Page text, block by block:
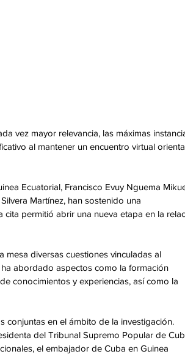
vez mayor relevancia, las máximas
al mantener un encuentro virtual
Ecuatorial, Francisco Evuy Nguema
Martínez, han sostenido una
permitió abrir una nueva etapa en la
diversas cuestiones vinculadas al
abordado aspectos como la formación
conocimientos y experiencias, así como la
conjuntas en el ámbito de la investigación.
del Tribunal Supremo Popular de
el embajador de Cuba en Guinea